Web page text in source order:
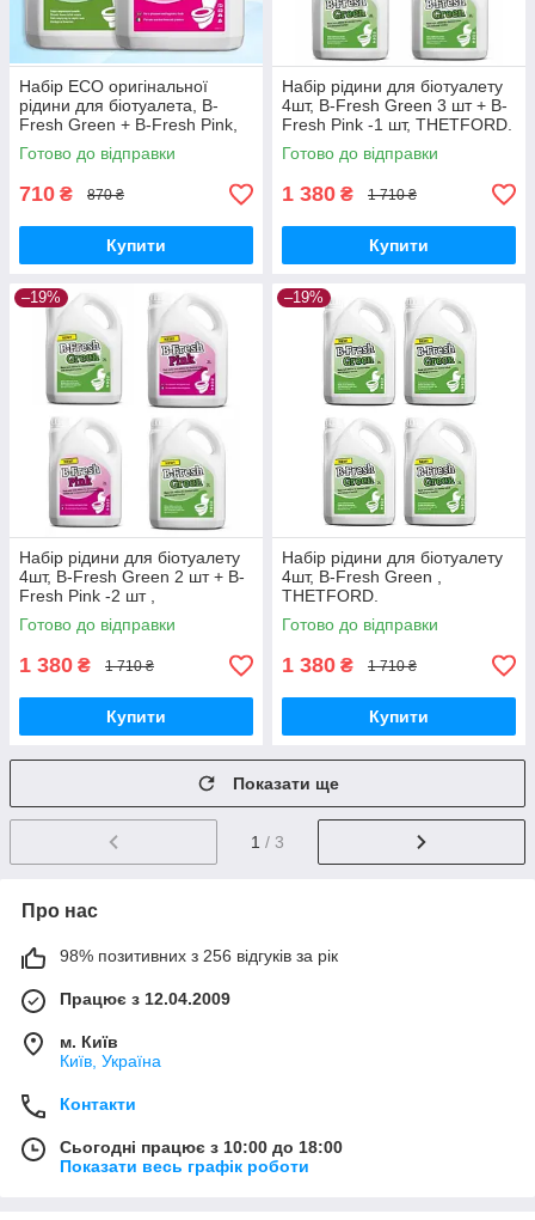
Набір ECO оригінальної
рідини для біотуалета, B-
Fresh Green + B-Fresh Pink,
Бі-Фреш Грін+ Бі-Фреш Пінк,
2 л + 2 л, THETFORD.
Готово до відправки
710 ₴ 870 ₴
Купити
Набір рідини для біотуалету
4шт, B-Fresh Green 3 шт + B-
Fresh Pink -1 шт, THETFORD.
Готово до відправки
1 380 ₴ 1 710 ₴
Купити
–19%
Набір рідини для біотуалету
4шт, B-Fresh Green 2 шт + B-
Fresh Pink -2 шт ,
THETFORD.
Готово до відправки
1 380 ₴ 1 710 ₴
Купити
–19%
Набір рідини для біотуалету
4шт, B-Fresh Green ,
THETFORD.
Готово до відправки
1 380 ₴ 1 710 ₴
Купити
Показати ще
1 / 3
Про нас
98% позитивних з 256 відгуків за рік
Працює з 12.04.2009
м. Київ
Київ, Україна
Контакти
Сьогодні працює з 10:00 до 18:00
Показати весь графік роботи